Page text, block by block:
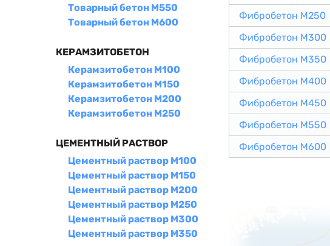
Товарный бетон М550
Товарный бетон М600
КЕРАМЗИТОБЕТОН
Керамзитобетон М100
Керамзитобетон М150
Керамзитобетон М200
Керамзитобетон М250
ЦЕМЕНТНЫЙ РАСТВОР
Цементный раствор М100
Цементный раствор М150
Цементный раствор М200
Цементный раствор М250
Цементный раствор М300
Цементный раствор М350
Фибробетон М250
Фибробетон М300
Фибробетон М350
Фибробетон М400
Фибробетон М450
Фибробетон М550
Фибробетон М600